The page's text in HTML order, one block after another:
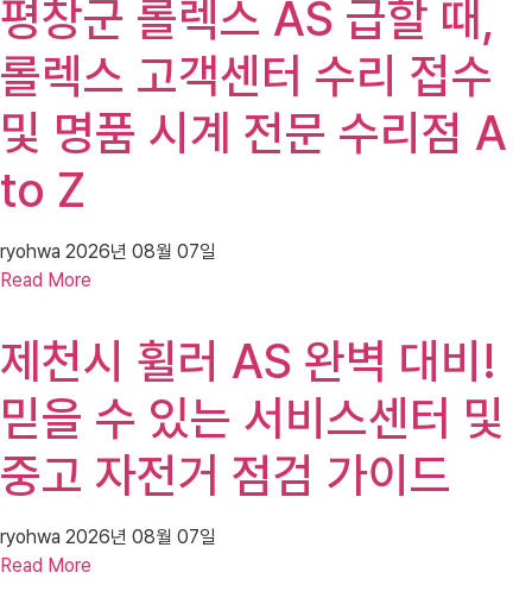
평창군 롤렉스 AS 급할 때,
롤렉스 고객센터 수리 접수
및 명품 시계 전문 수리점 A
to Z
ryohwa 2026년 08월 07일
Read More
제천시 휠러 AS 완벽 대비!
믿을 수 있는 서비스센터 및
중고 자전거 점검 가이드
ryohwa 2026년 08월 07일
Read More